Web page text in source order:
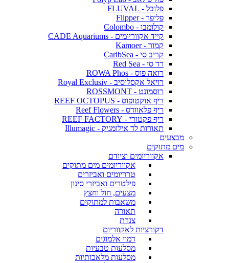
פלובל - FLUVAL
פליפר - Flipper
קולומבו - Colombo
קייד אקווריומים - CADE Aquariums
קמור - Kamoer
קריב סי - CaribSea
רד סי - Red Sea
רואה פוס - ROWA Phos
רויאל אקסלוסיב - Royal Exclusiv
רוסמונט - ROSSMONT
ריף אוקטופוס - REEF OCTOPUS
ריף פלאוורס - Reef Flowers
ריף פקטורי - REEF FACTORY
תאורות לד אילומגיק - Illumagic
מבצעים
מים מתוקים
אקווריומים וציודם
אקווריומים מים מתוקים
טרריומים ואביזרים
פילטרים ואביזרי סינון
מצעים, חול וחצץ
משאבות למתוקים
תאורה
צנרת
דקורציות לאקווריום
דמוי אלמוגים
מסלעות טבעיות
מסלעות מלאכותיות